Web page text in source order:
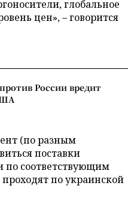
глобальное
цен», – говорится
России вредит
(по разным
поставки
по соответствующим
по украинской